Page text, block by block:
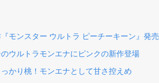
モンスター ウルトラ ピーチーキーン』発売
ウルトラモンエナにピンクの新作登場
かり桃！モンエナとして甘さ控えめ